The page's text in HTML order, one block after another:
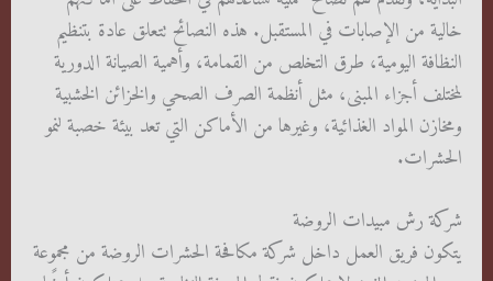
خالية من الإصابات في المستقبل. هذه النصائح تتعلق عادة بتنظيم
النظافة اليومية، طرق التخلص من القمامة، وأهمية الصيانة الدورية
لمختلف أجزاء المبنى، مثل أنظمة الصرف الصحي والخزائن الخشبية
ومخازن المواد الغذائية، وغيرها من الأماكن التي تعد بيئة خصبة لنمو
الحشرات.
شركة رش مبيدات الروضة
يتكون فريق العمل داخل شركة مكافحة الحشرات الروضة من مجموعة